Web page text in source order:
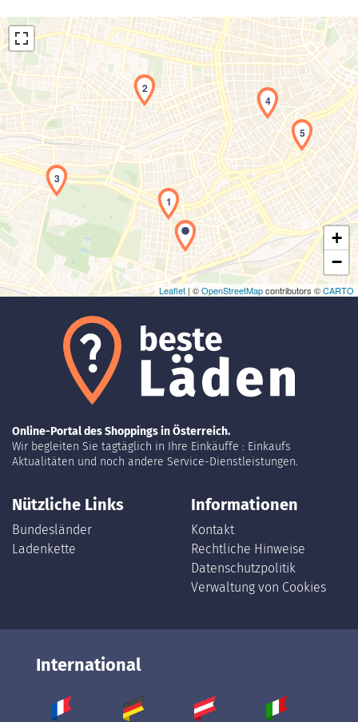
Laden der Karte...
1
2
3
4
5
+
−
Leaflet | ©OpenStreetMapcontributors ©CARTO
Online-Portal des Shoppings in Österreich.
Wir begleiten Sie tagtäglich in Ihre Einkäuffe : Einkaufs
Aktualitäten und noch andere Service-Dienstleistungen.
Nützliche Links
Bundesländer
Ladenkette
Informationen
Kontakt
Rechtliche Hinweise
Datenschutzpolitik
Verwaltung von Cookies
International